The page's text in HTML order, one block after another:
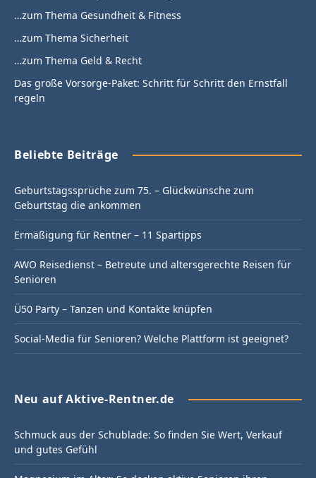
…zum Thema Gesundheit & Fitness
…zum Thema Sicherheit
…zum Thema Geld & Recht
Das große Vorsorge-Paket: Schritt für Schritt den Ernstfall
regeln
Beliebte Beiträge
Geburtstagssprüche zum 75. – Glückwünsche zum
Geburtstag die ankommen
Ermäßigung für Rentner – 11 Spartipps
AWO Reisedienst – Betreute und altersgerechte Reisen für
Senioren
Ü50 Party – Tanzen und Kontakte knüpfen
Social-Media für Senioren? Welche Plattform ist geeignet?
Neu auf Aktive-Rentner.de
Schmuck aus der Schublade: So finden Sie Wert, Verkauf
und gutes Gefühl